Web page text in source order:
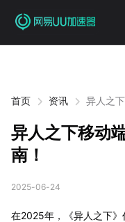
首页 资讯 异人之
异人之下移动
南！
2025-06-24
在2025年，《异人之下》